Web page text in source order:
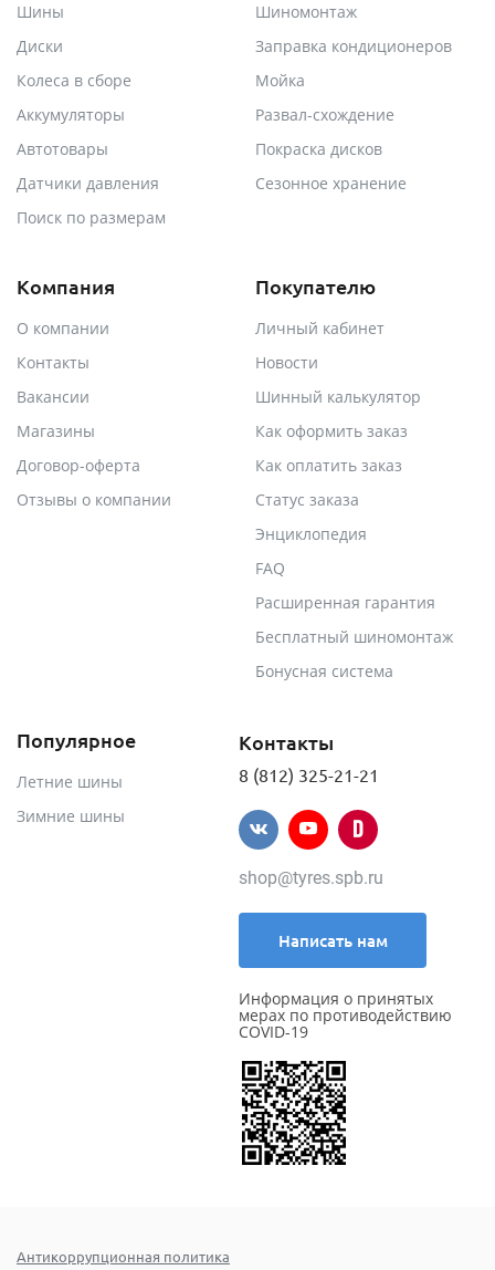
Шины
Диски
Колеса в сборе
Аккумуляторы
Автотовары
Датчики давления
Поиск по размерам
Шиномонтаж
Заправка кондиционеров
Мойка
Развал-схождение
Покраска дисков
Сезонное хранение
Компания
О компании
Контакты
Вакансии
Магазины
Договор-оферта
Отзывы о компании
Покупателю
Личный кабинет
Новости
Шинный калькулятор
Как оформить заказ
Как оплатить заказ
Статус заказа
Энциклопедия
FAQ
Расширенная гарантия
Бесплатный шиномонтаж
Бонусная система
Популярное
Летние шины
Зимние шины
Контакты
8 (812) 325-21-21
shop@tyres.spb.ru
Написать нам
Информация о принятых
мерах по противодействию
COVID-19
Антикоррупционная политика